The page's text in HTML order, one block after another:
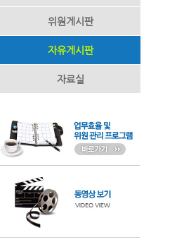
위원게시판
자유게시판
자료실